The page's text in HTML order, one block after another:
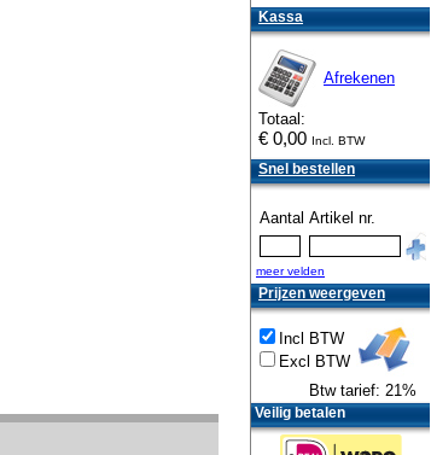
Kassa
Afrekenen
Totaal:
€ 0,00 Incl. BTW
Snel bestellen
Aantal Artikel nr.
meer velden
Prijzen weergeven
Incl BTW
Excl BTW
Btw tarief: 21%
Veilig betalen